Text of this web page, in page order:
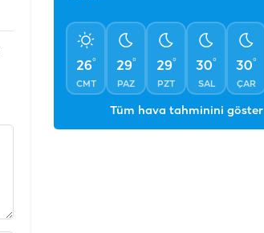
26°
CMT
29°
PAZ
29°
PZT
30°
SAL
30°
ÇAR
Tüm hava tahminini göster